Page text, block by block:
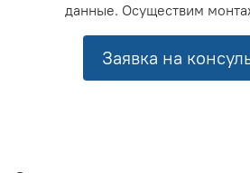
данные. Осуществим
Заявка на